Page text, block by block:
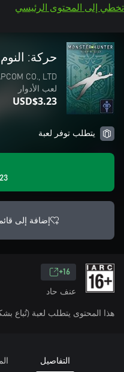
تخطي إلى المحتوى الرئيسي
حركة: النوم
CO., LTD.
لعب الأدوار
USD$3.23
يتطلب توفر لعبة
إضافة إلى
16+
عنف حاد
هذا المحتوى يتطلب لعبة (تُباع
التفاصيل